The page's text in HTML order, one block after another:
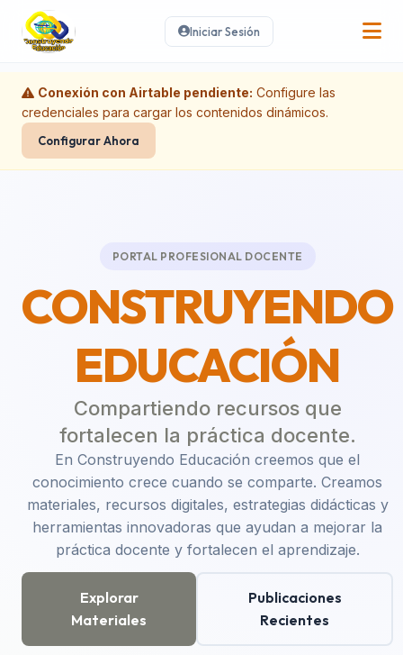
Iniciar Sesión
Conexión con Airtable pendiente: Configure las
credenciales para cargar los contenidos dinámicos.
Configurar Ahora
PORTAL PROFESIONAL DOCENTE
CONSTRUYENDO
EDUCACIÓN
Compartiendo recursos que
fortalecen la práctica docente.
En Construyendo Educación creemos que el
conocimiento crece cuando se comparte. Creamos
materiales, recursos digitales, estrategias didácticas y
herramientas innovadoras que ayudan a mejorar la
práctica docente y fortalecen el aprendizaje.
Explorar
Materiales
Publicaciones
Recientes